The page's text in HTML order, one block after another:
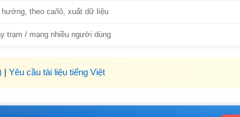
hướng, theo ca/lô, xuất dữ liệu
trạm / mạng nhiều người dùng
|Yêu cầu tài liệu tiếng Việt